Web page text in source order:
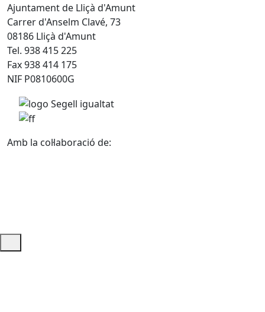
Ajuntament de Lliçà d'Amunt
Carrer d'Anselm Clavé, 73
08186 Lliçà d'Amunt
Tel. 938 415 225
Fax 938 414 175
NIF P0810600G
Amb la col·laboració de:
Ajuda i accés ràpid